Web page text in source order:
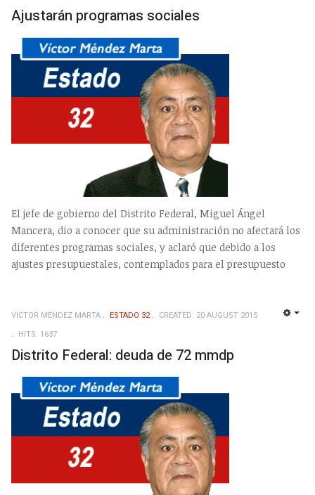
Ajustarán programas sociales
El jefe de gobierno del Distrito Federal, Miguel Ángel
Mancera, dio a conocer que su administración no afectará los
diferentes programas sociales, y aclaró que debido a los
ajustes presupuestales, contemplados para el presupuesto
VICTOR MÉNDEZ MARTA ESTADO 32
CREATED: 20 AUGUST 2015
HITS: 1637
Distrito Federal: deuda de 72 mmdp